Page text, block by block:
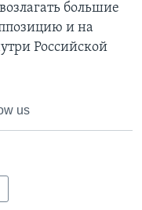
большие
и на
Российской
us